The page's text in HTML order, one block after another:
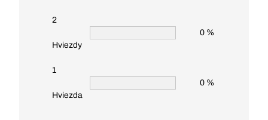
2
Hviezdy
0 %
1
Hviezda
0 %